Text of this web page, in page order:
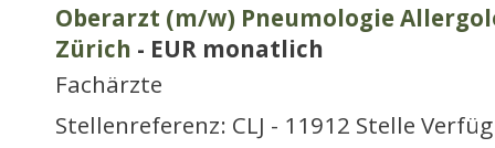
Oberarzt (m/w) Pneumologie
Zürich - EUR monatlich
Fachärzte
Stellenreferenz: CLJ - 11912 Stelle